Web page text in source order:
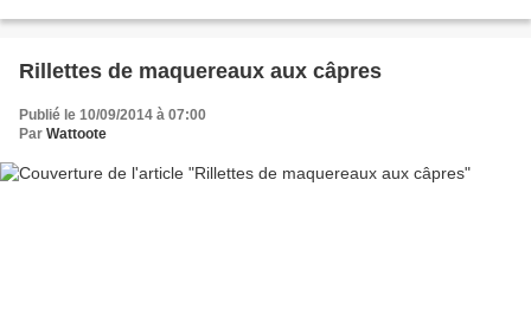
Rillettes de maquereaux aux câpres
Publié le 10/09/2014 à 07:00
Par Wattoote